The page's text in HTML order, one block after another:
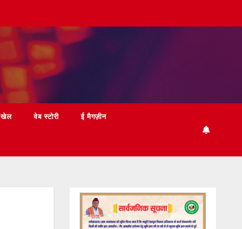
खेल वेब स्टोरी ई मैगज़ीन